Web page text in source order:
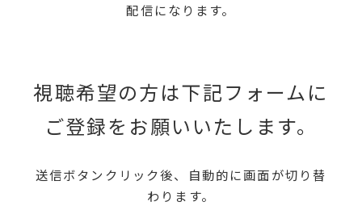
配信になります。
視聴希望の方は下記フォームに
ご登録をお願いいたします。
送信ボタンクリック後、自動的に画面が切り替
わります。